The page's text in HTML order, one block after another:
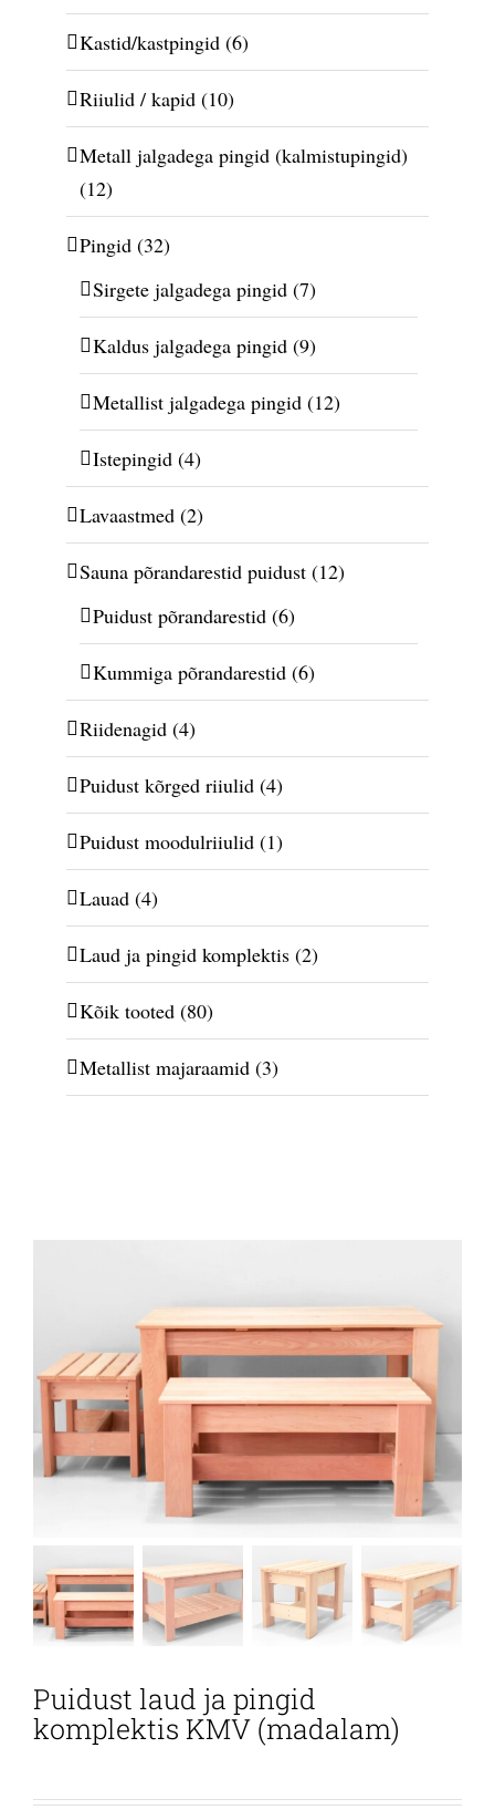
Puidust laud ja pingid
komplektis KMV (madalam)
Kastid/kastpingid (6)
Riiulid / kapid (10)
Metall jalgadega pingid (kalmistupingid)
(12)
Pingid (32)
Sirgete jalgadega pingid (7)
Kaldus jalgadega pingid (9)
Metallist jalgadega pingid (12)
Istepingid (4)
Lavaastmed (2)
Sauna põrandarestid puidust (12)
Puidust põrandarestid (6)
Kummiga põrandarestid (6)
Riidenagid (4)
Puidust kõrged riiulid (4)
Puidust moodulriiulid (1)
Lauad (4)
Laud ja pingid komplektis (2)
Kõik tooted (80)
Metallist majaraamid (3)